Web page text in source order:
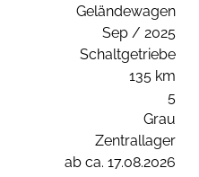
Geländewagen
Sep / 2025
Schaltgetriebe
135 km
5
Grau
Zentrallager
ab ca. 17.08.2026